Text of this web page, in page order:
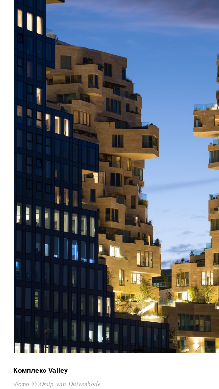
Комплекс Valley
Фото © Ossip van Duivenbode